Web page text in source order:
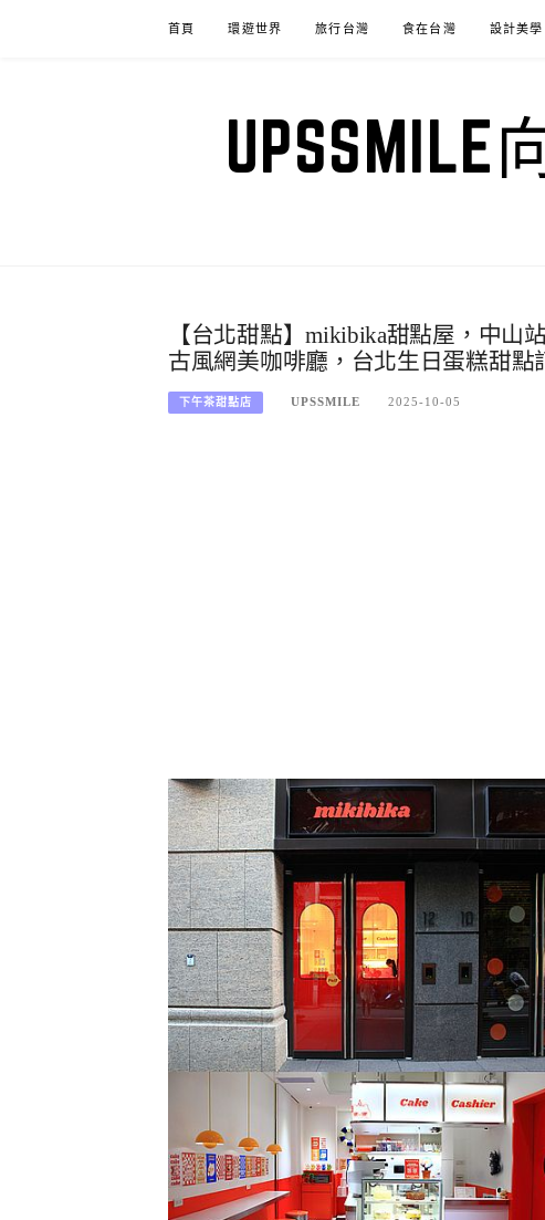
首頁 環遊世界 旅行台灣 食在台灣 設計美學
【台北甜點】mikibika甜點屋，中山
古風網美咖啡廳，台北生日蛋糕甜點
下午茶甜點店 UPSSMILE 2025-10-05